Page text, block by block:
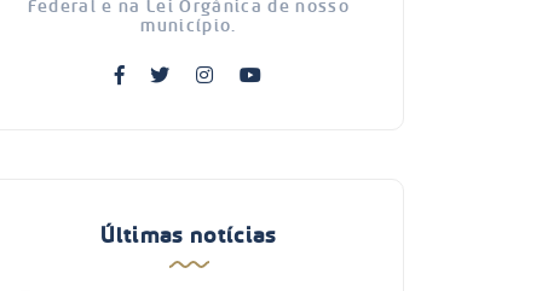
Federal e na Lei Orgânica de nosso
município.
Últimas notícias